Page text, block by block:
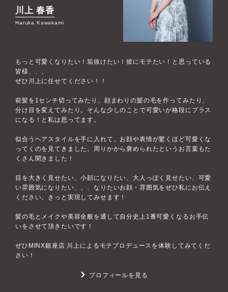
川上 春香
Haruka Kawakami
もっと可愛くなりたい！垢抜けたい！彼にモテたい！と思っている
皆様、、、
ぜひ川上に任せてください！！
前髪を1センチ切ってみたり、顔まわりの髪の毛を作ってみたり、
分け目を変えてみたり。そんな少しのことで可愛いが格段にプラス
になる！と私は思ってます。
似合うヘアスタイルを手に入れて、お顔や表情が驚くほど可愛くな
ってくのを見てきました。周りかから褒められたというお言葉もた
くさん聞きました！
目を大きく見せたい、小顔になりたい、大人っぽく見せたい、可愛
い雰囲気になりたい、、、なりたいお顔・雰囲気をぜひ私にお伝え
ください。きっと実現してみせます！
髪の毛とメイクや美容全般を通して自分史上1番可愛くなるお手伝
いをさせて頂きたいです！
ぜひMINX銀座店 川上によるモテプロデュースを体験してみてくだ
さい！
プロフィールを見る